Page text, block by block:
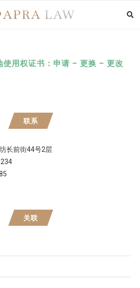
使用权证书：申请 – 更换 – 更改
联系
长前街44号2层
关联